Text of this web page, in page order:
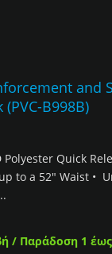
and
B998B)
Polyester Quick
to a 52" Waist •
/ Παράδοση 1 έως